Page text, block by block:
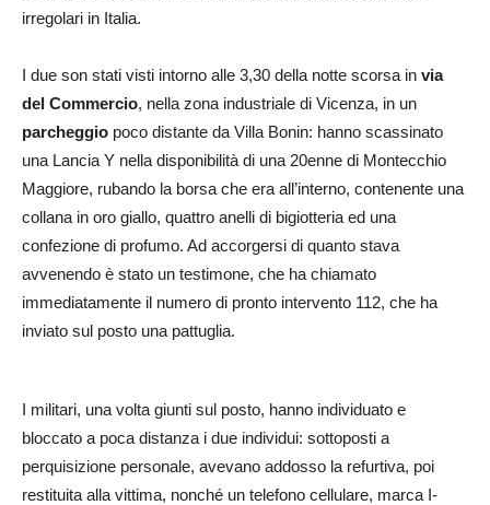
irregolari in Italia.
I due son stati visti intorno alle 3,30 della notte scorsa in via
del Commercio, nella zona industriale di Vicenza, in un
parcheggio poco distante da Villa Bonin: hanno scassinato
una Lancia Y nella disponibilità di una 20enne di Montecchio
Maggiore, rubando la borsa che era all’interno, contenente una
collana in oro giallo, quattro anelli di bigiotteria ed una
confezione di profumo. Ad accorgersi di quanto stava
avvenendo è stato un testimone, che ha chiamato
immediatamente il numero di pronto intervento 112, che ha
inviato sul posto una pattuglia.
I militari, una volta giunti sul posto, hanno individuato e
bloccato a poca distanza i due individui: sottoposti a
perquisizione personale, avevano addosso la refurtiva, poi
restituita alla vittima, nonché un telefono cellulare, marca I-